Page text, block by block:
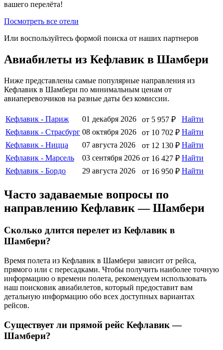
вашего перелёта!
Посмотреть все отели
Или воспользуйтесь формой поиска от наших партнеров
Авиабилеты из Кефлавик в Шамбери
Ниже представлены самые популярные направления из
Кефлавик в Шамбери по минимальным ценам от
авиаперевозчиков на разные даты без комиссии.
Кефлавик - Париж 01 декабря 2026 от 5 957 ₽
Найти
Кефлавик - Страсбург 08 октября 2026 от 10 702 ₽ Найти
Кефлавик - Ницца
07 августа 2026 от 12 130 ₽ Найти
Кефлавик - Марсель
03 сентября 2026 от 16 427 ₽ Найти
Кефлавик - Бордо
29 августа 2026 от 16 950 ₽ Найти
Часто задаваемые вопросы по
направлению Кефлавик — Шамбери
Сколько длится перелет из Кефлавик в
Шамбери?
Время полета из Кефлавик в Шамбери зависит от рейса,
прямого или с пересадками. Чтобы получить наиболее точную
информацию о времени полета, рекомендуем использовать
наш поисковик авиабилетов, который предоставит вам
детальную информацию обо всех доступных вариантах
рейсов.
Существует ли прямой рейс Кефлавик —
Шамбери?